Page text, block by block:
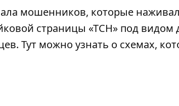
мошенников, которые
страницы «ТСН» под видом
. Тут можно узнать о схемах,